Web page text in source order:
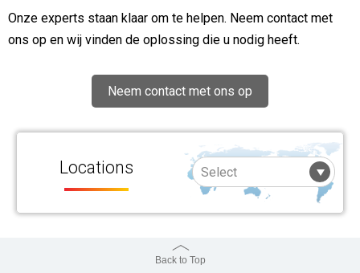
Onze experts staan klaar om te helpen. Neem contact met
ons op en wij vinden de oplossing die u nodig heeft.
Neem contact met ons op
Locations
Back to Top